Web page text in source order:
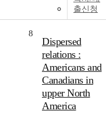
출신청
8
Dispersed
relations :
Americans and
Canadians in
upper North
America